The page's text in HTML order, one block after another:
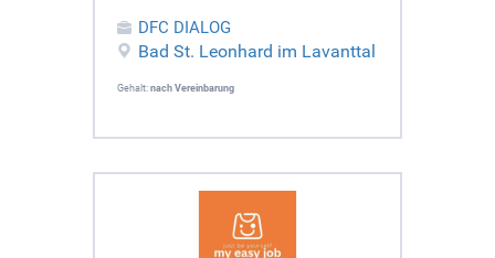
DFC DIALOG
Bad St. Leonhard im Lavanttal
Gehalt: nach Vereinbarung